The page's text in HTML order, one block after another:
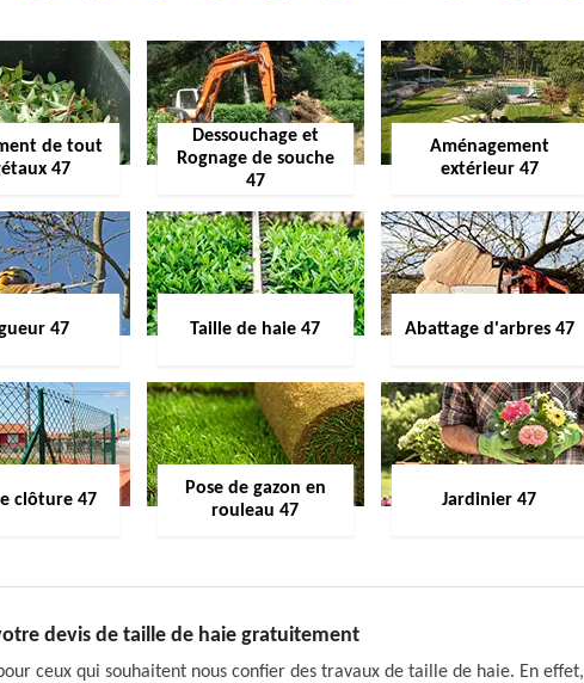
de tout
47
Dessouchage et
Rognage de souche
47
Aménagement
extérieur 47
47 Taille de haie 47 Abattage d'arbres 47
clôture 47
Pose de gazon en
rouleau 47
Jardinier 47
devis de taille de haie gratuitement
ceux qui souhaitent nous confier des travaux de taille de haie. En effet,